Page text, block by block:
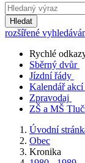
Hledat
rozšířené
Rychlé
Sběrný dvůr
Jízdní řády
Kalendář akcí
Zpravodaj
ZŠ a MŠ
Úvodní
Obec
Kronika